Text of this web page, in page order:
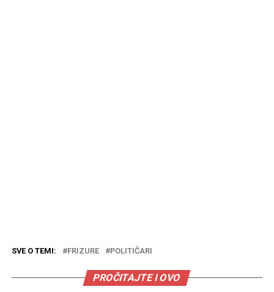
SVE O TEMI: FRIZURE POLITIČARI
PROČITAJTE I OVO